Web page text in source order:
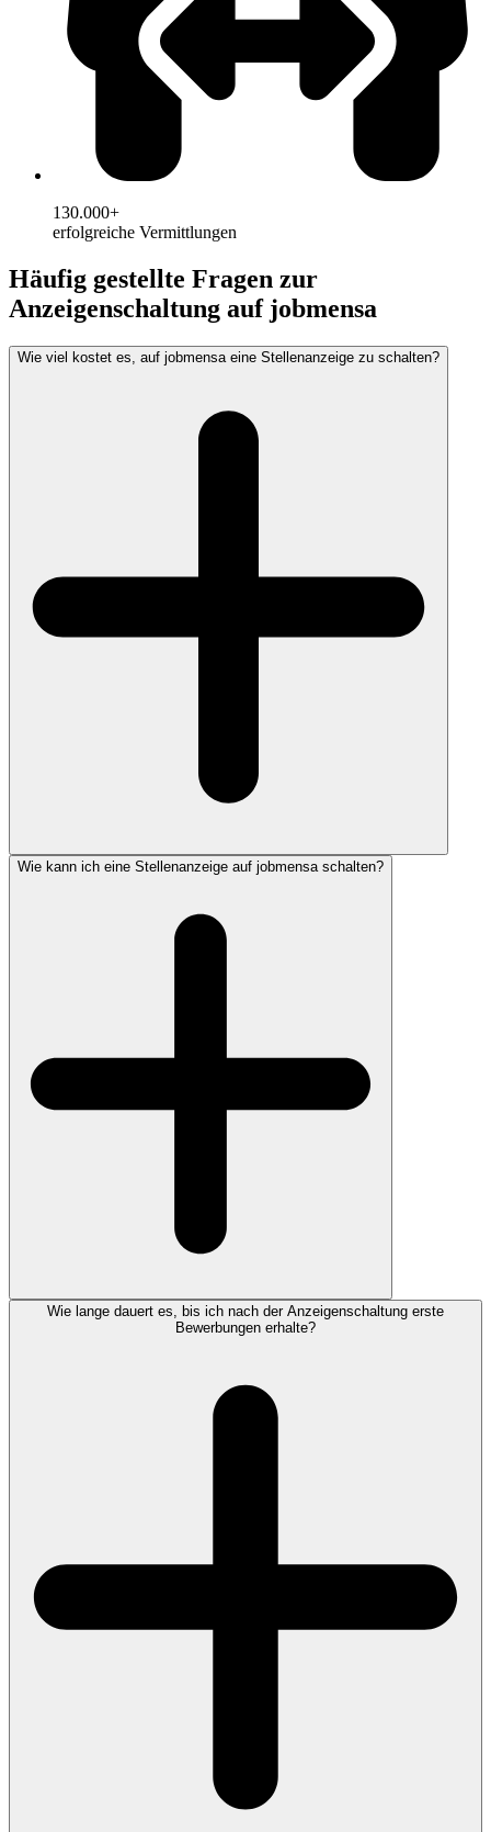
130.000+
erfolgreiche Vermittlungen
Häufig gestellte Fragen zur
Anzeigenschaltung auf jobmensa
Wie viel kostet es, auf jobmensa eine Stellenanzeige zu schalten?
Wie kann ich eine Stellenanzeige auf jobmensa schalten?
Wie lange dauert es, bis ich nach der Anzeigenschaltung erste
Bewerbungen erhalte?